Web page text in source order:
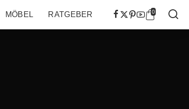
MÖBEL RATGEBER 0